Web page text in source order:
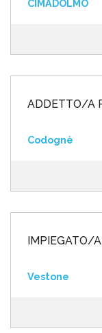
CIMADOLMO
ADDETTO/A
Codognè
IMPIEGATO/
Vestone